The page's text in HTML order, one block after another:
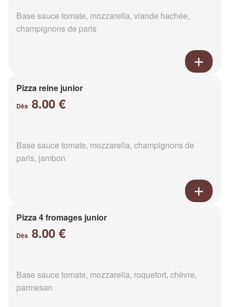
Base sauce tomate, mozzarella, viande hachée,
champignons de paris
Pizza reine junior
Dès 8.00 €
Base sauce tomate, mozzarella, champignons de
paris, jambon
Pizza 4 fromages junior
Dès 8.00 €
Base sauce tomate, mozzarella, roquefort, chèvre,
parmesan